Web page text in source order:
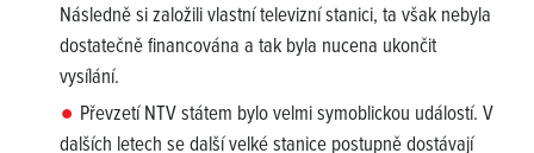
Následně si založili vlastní televizní stanici, ta však nebyla
dostatečně financována a tak byla nucena ukončit
vysílání.
Převzetí NTV státem bylo velmi symoblickou událostí. V
dalších letech se další velké stanice postupně dostávají